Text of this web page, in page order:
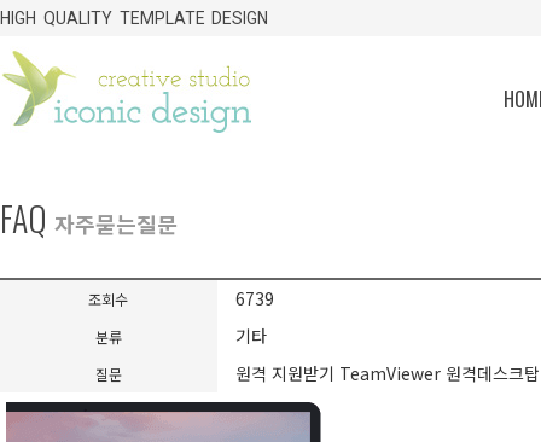
HIGH QUALITY TEMPLATE DESIGN
FAQ 자주묻는질문
조회수 6739
분류 기타
질문 원격 지원받기 TeamViewer 원격데스크탑